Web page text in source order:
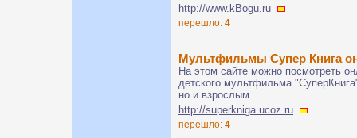
http://www.kBogu.ru
перешло: 4
Мультфильмы Супер Книга
На этом сайте можно посмотреть
детского мультфильма
но и взрослым.
http://superkniga.ucoz.ru
перешло: 4